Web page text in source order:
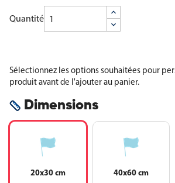
Quantité
Sélectionnez les options souhaitées pour
produit avant de l'ajouter au panier.
Dimensions
20x30 cm 40x60 cm